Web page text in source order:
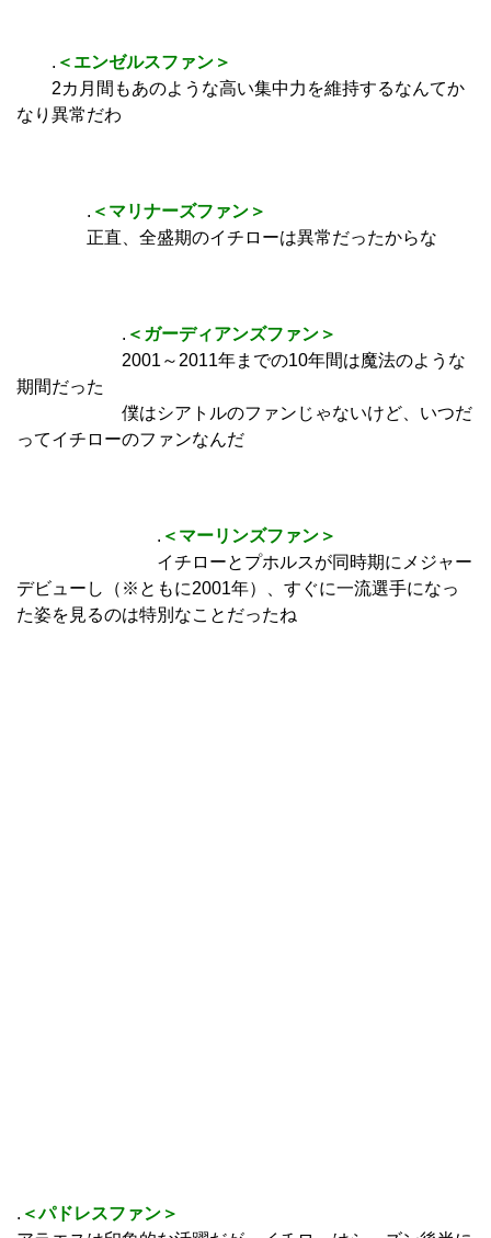
. ＜エンゼルスファン＞
2カ月間もあのような高い集中力を維持するなんてか
なり異常だわ
. ＜マリナーズファン＞
正直、全盛期のイチローは異常だったからな
. ＜ガーディアンズファン＞
2001～2011年までの10年間は魔法のような
期間だった
僕はシアトルのファンじゃないけど、いつだ
ってイチローのファンなんだ
. ＜マーリンズファン＞
イチローとプホルスが同時期にメジャー
デビューし（※ともに2001年）、すぐに一流選手になっ
た姿を見るのは特別なことだったね
. ＜パドレスファン＞